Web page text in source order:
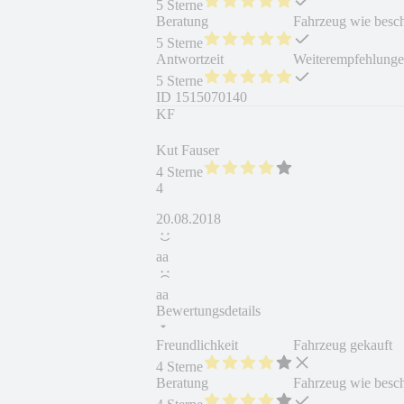
5 Sterne
Beratung
5 Sterne
Antwortzeit
5 Sterne
Fahrzeug wie
ID 1515070140
KF
Kut Fauser
4 Sterne
4
20.08.2018
aa
aa
Bewertungsdetails
Freundlichkeit
4 Sterne
Beratung
Fahrzeug gekauft
Fahrzeug wie